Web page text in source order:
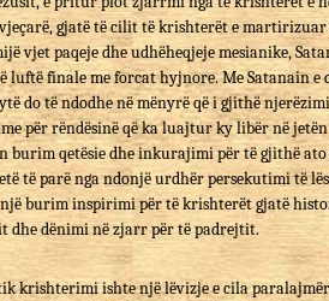
gjatë të cilit të krishterët e
vjet paqeje dhe udhëheqjeje mesianike,
finale me forcat hyjnore. Me Satanain e
do të ndodhe në mënyrë që i gjithë
për rëndësinë që ka luajtur ky libër në jetën
burim qetësie dhe inkurajimi për të gjithë
të parë nga ndonjë urdhër persekutimi të
burim inspirimi për të krishterët gjatë
dhe dënimi në zjarr për të padrejtit.
krishterimi ishte një lëvizje e cila